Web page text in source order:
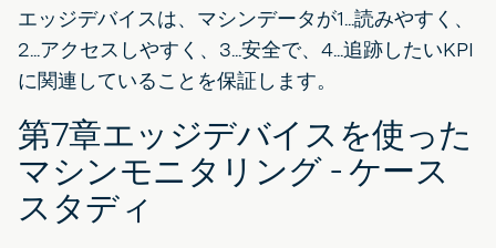
エッジデバイスは、マシンデータが1...読みやすく、
2...アクセスしやすく、3...安全で、4...追跡したいKPI
に関連していることを保証します。
第7章エッジデバイスを使った
マシンモニタリング - ケース
スタディ